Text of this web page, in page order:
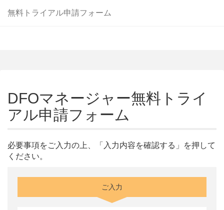
無料トライアル申請フォーム
DFOマネージャー無料トライ
アル申請フォーム
必要事項をご入力の上、「入力内容を確認する」を押して
ください。
ご入力